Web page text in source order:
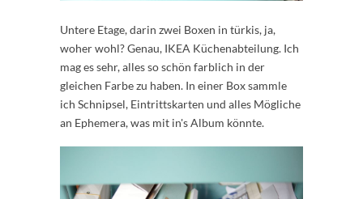
Untere Etage, darin zwei Boxen in türkis, ja,
woher wohl? Genau, IKEA Küchenabteilung. Ich
mag es sehr, alles so schön farblich in der
gleichen Farbe zu haben. In einer Box sammle
ich Schnipsel, Eintrittskarten und alles Mögliche
an Ephemera, was mit in's Album könnte.